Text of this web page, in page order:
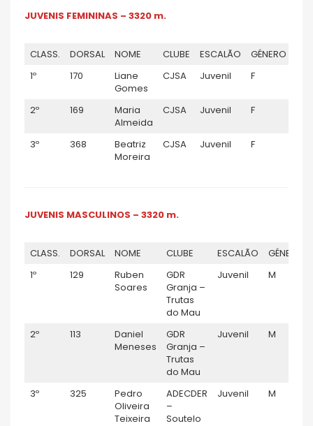
JUVENIS FEMININAS – 3320 m.
CLASS. DORSAL NOME CLUBE ESCALÃO GÉNERO
1º
170
Liane
Gomes
CJSA Juvenil F
2º 169
Maria
Almeida
CJSA Juvenil F
3º 368
Beatriz
Moreira
CJSA Juvenil F
JUVENIS MASCULINOS – 3320 m.
CLASS. DORSAL NOME CLUBE ESCALÃO
GÉNERO
1º
129
Ruben
Soares
GDR
Granja –
Trutas
do Mau
Juvenil M
2º 113
Daniel
Meneses
GDR
Granja –
Trutas
do Mau
Juvenil M
3º 325
Pedro
Oliveira
Teixeira
ADECDER
–
Soutelo
Juvenil M